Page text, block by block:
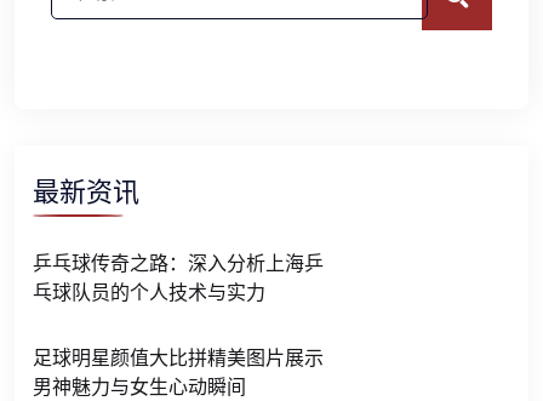
最新资讯
乒乓球传奇之路：深入分析上海乒
乓球队员的个人技术与实力
足球明星颜值大比拼精美图片展示
男神魅力与女生心动瞬间